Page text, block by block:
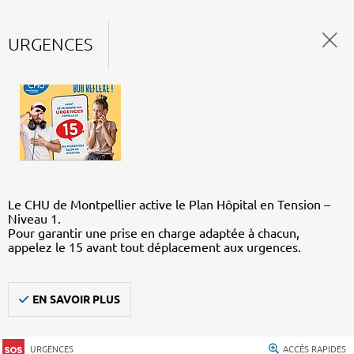
URGENCES
Le CHU de Montpellier active le Plan Hôpital en Tension –
Niveau 1.
Pour garantir une prise en charge adaptée à chacun,
appelez le 15 avant tout déplacement aux urgences.
EN SAVOIR PLUS
URGENCES ACCÈS RAPIDES